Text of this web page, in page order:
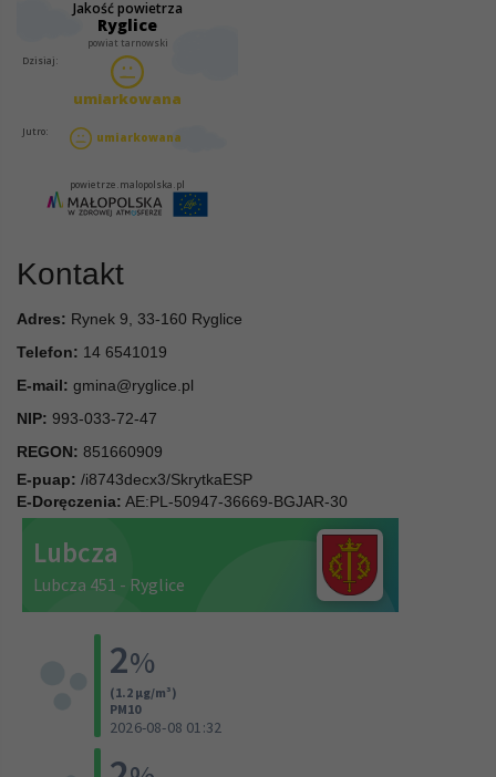
Kontakt
Adres: Rynek 9, 33-160 Ryglice
Telefon: 14 6541019
E-mail: gmina@ryglice.pl
NIP: 993-033-72-47
REGON: 851660909
E-puap: /i8743decx3/SkrytkaESP
E-Doręczenia: AE:PL-50947-36669-BGJAR-30